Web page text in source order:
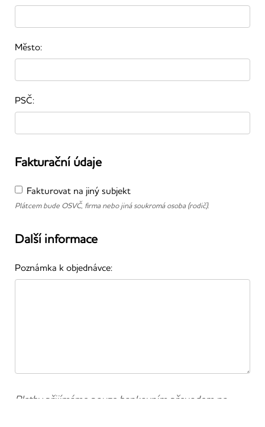
Město:
PSČ:
Fakturační údaje
Fakturovat na jiný subjekt
Plátcem bude OSVČ, firma nebo jiná soukromá osoba (rodič).
Další informace
Poznámka k objednávce:
Platby přijímáme pouze bankovním převodem na